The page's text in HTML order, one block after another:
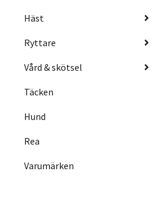
Häst
Ryttare
Vård & skötsel
Täcken
Hund
Rea
Varumärken